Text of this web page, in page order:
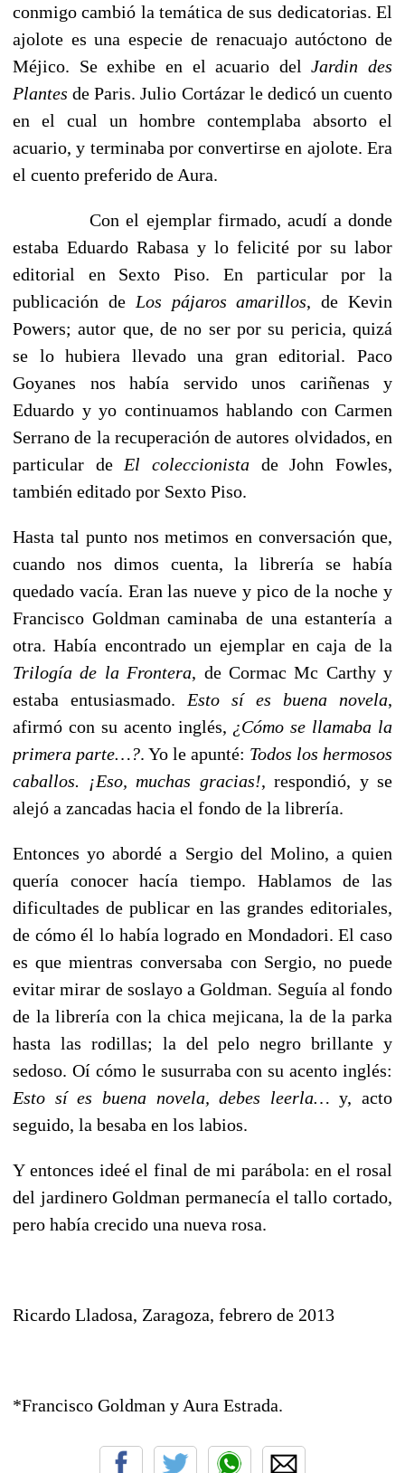
conmigo cambió la temática de sus dedicatorias. El
ajolote es una especie de renacuajo autóctono de
Méjico. Se exhibe en el acuario delJardin des
Plantes de Paris. Julio Cortázar le dedicó un cuento
en el cual un hombre contemplaba absorto el
acuario, y terminaba por convertirse en ajolote. Era
el cuento preferido de Aura.
Con el ejemplar firmado, acudí a donde
estaba Eduardo Rabasa y lo felicité por su labor
editorial en Sexto Piso. En particular por la
publicación deLos pájaros amarillos, de Kevin
Powers; autor que, de no ser por su pericia, quizá
se lo hubiera llevado una gran editorial. Paco
Goyanes nos había servido unos cariñenas y
Eduardo y yo continuamos hablando con Carmen
Serrano de la recuperación de autores olvidados, en
particular deEl coleccionista de John Fowles,
también editado por Sexto Piso.
Hasta tal punto nos metimos en conversación que,
cuando nos dimos cuenta, la librería se había
quedado vacía. Eran las nueve y pico de la noche y
Francisco Goldman caminaba de una estantería a
otra. Había encontrado un ejemplar en caja de la
Trilogía de la Frontera, de Cormac Mc Carthy y
estaba entusiasmado.Esto sí es buena novela,
afirmó con su acento inglés, ¿Cómo se llamaba la
primera parte…?. Yo le apunté: Todos los hermosos
caballos. ¡Eso, muchas gracias!, respondió, y se
alejó a zancadas hacia el fondo de la librería.
Entonces yo abordé a Sergio del Molino, a quien
quería conocer hacía tiempo. Hablamos de las
dificultades de publicar en las grandes editoriales,
de cómo él lo había logrado en Mondadori. El caso
es que mientras conversaba con Sergio, no puede
evitar mirar de soslayo a Goldman. Seguía al fondo
de la librería con la chica mejicana, la de la parka
hasta las rodillas; la del pelo negro brillante y
sedoso. Oí cómo le susurraba con su acento inglés:
Esto sí es buena novela, debes leerla… y, acto
seguido, la besaba en los labios.
Y entonces ideé el final de mi parábola: en el rosal
del jardinero Goldman permanecía el tallo cortado,
pero había crecido una nueva rosa.
Ricardo Lladosa, Zaragoza, febrero de 2013
*Francisco Goldman y Aura Estrada.